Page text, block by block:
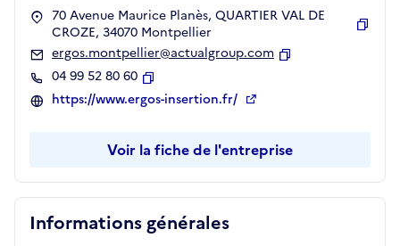
Informations générales
70 Avenue Maurice Planès, QUARTIER VAL DE
CROZE, 34070 Montpellier
ergos.montpellier@actualgroup.com
04 99 52 80 60
Copier
https://www.ergos-insertion.fr/
Voir la fiche de l'entreprise